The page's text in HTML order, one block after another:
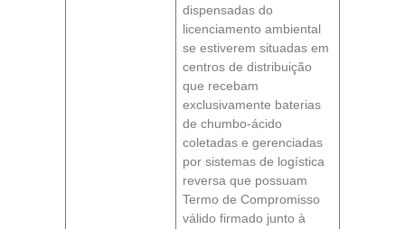
dispensadas do
licenciamento ambiental
se estiverem situadas em
centros de distribuição
que recebam
exclusivamente baterias
de chumbo-ácido
coletadas e gerenciadas
por sistemas de logística
reversa que possuam
Termo de Compromisso
válido firmado junto à